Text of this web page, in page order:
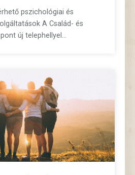
pszichológiai és
A Család- és
új telephellyel…